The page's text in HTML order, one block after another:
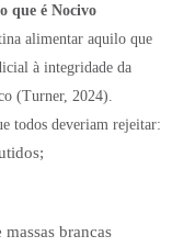
que é Nocivo
alimentar aquilo que
à integridade da
(Turner, 2024).
todos deveriam rejeitar:
brancas